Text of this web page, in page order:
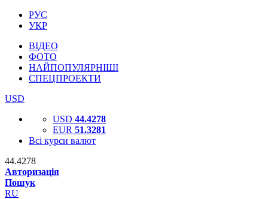
РУС
УКР
ВІДЕО
ФОТО
НАЙПОПУЛЯРНІШІ
СПЕЦПРОЕКТИ
USD
USD 44.4278
EUR 51.3281
Всі курси валют
44.4278
Авторизація
Пошук
RU